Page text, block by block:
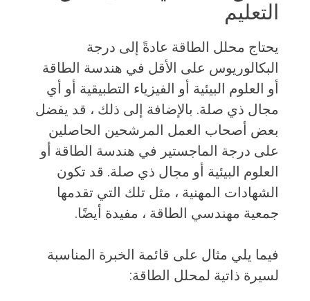
التعليم
يحتاج محلل الطاقة عادةً إلى درجة
البكالوريوس على الأقل في هندسة الطاقة
أو العلوم البيئية أو الفيزياء التطبيقية أو أي
مجال ذي صلة. بالإضافة إلى ذلك ، قد يفضل
بعض أصحاب العمل المرشحين الحاصلين
على درجة الماجستير في هندسة الطاقة أو
العلوم البيئية أو مجال ذي صلة. قد تكون
الشهادات المهنية ، مثل تلك التي تقدمها
جمعية مهندسي الطاقة ، مفيدة أيضًا.
فيما يلي مثال على قائمة الخبرة المناسبة
لسيرة ذاتية لمحلل الطاقة: